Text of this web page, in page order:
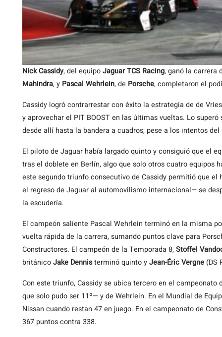
Nick Cassidy, del equipoJaguar TCS Racing, ganó la carrera
Mahindra, y Pascal Wehrlein, de Porsche, completaron el
Cassidy logró contrarrestar con éxito la estrategia de de
y aprovechar el PIT BOOST en las últimas vueltas. Lo
desde allí hasta la bandera a cuadros, pese a los intentos
El piloto de Jaguar había largado quinto y consiguió que el
tras el doblete en Berlín, algo que solo otros cuatro equipos
este segundo triunfo consecutivo de Cassidy permitió que
el regreso de Jaguar al automovilismo internacional— se
la escudería.
El campeón saliente Pascal Wehrlein terminó en la misma
vuelta rápida de la carrera, sumando puntos clave para
Constructores. El campeón de la Temporada 8,Stoffel
británicoJake Dennisterminó quinto yJean-Éric Vergne (DS
Con este triunfo, Cassidy se ubica tercero en el
que solo pudo ser 11º— y de Wehrlein. En el Mundial de
Nissan cuando restan 47 en juego. En el campeonato de
367 puntos contra 338.